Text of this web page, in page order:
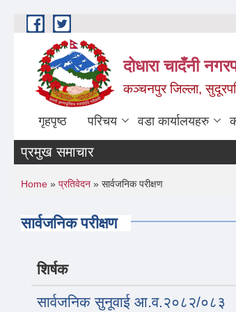
Skip to main content
दोधारा चादँनी
कञ्चनपुर जिल्ला,
गृहपृष्ठ परिचय वडा कार्यालयहरु
प्रमुख समाचार
You are here
Home » प्रतिवेदन » सार्वजनिक परीक्षण
सार्वजनिक परीक्षण
शिर्षक
सार्वजनिक सुनूवाई आ.व.२०८२/०८३